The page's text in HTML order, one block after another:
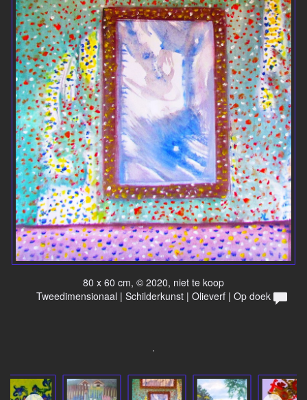
80 x 60 cm, © 2020, niet te koop
Tweedimensionaal | Schilderkunst | Olieverf | Op doek
.